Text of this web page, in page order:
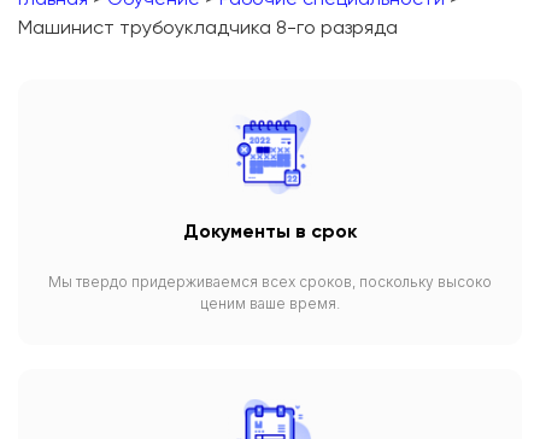
Машинист трубоукладчика 8-го разряда
Документы в срок
Мы твердо придерживаемся всех сроков, поскольку высоко
ценим ваше время.